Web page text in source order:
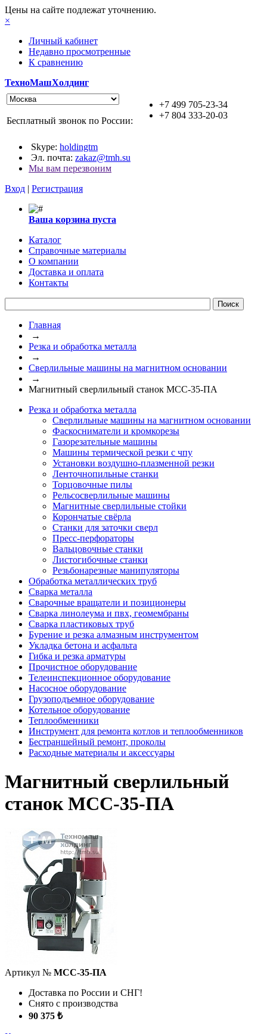
Цены на сайте подлежат уточнению.
×
Личный кабинет
Недавно просмотренные
К сравнению
ТехноМашХолдинг
+7 499 705-23-34
+7 804 333-20-03
Бесплатный звонок по России:
Skype: holdingtm
Эл. почта: zakaz@tmh.su
Мы вам перезвоним
Вход | Регистрация
Ваша корзина пуста
Каталог
Справочные материалы
О компании
Доставка и оплата
Контакты
Главная
→
Резка и обработка металла
→
Сверлильные машины на магнитном основании
→
Магнитный сверлильный станок МСС-35-ПА
Резка и обработка металла
Сверлильные машины на магнитном основании
Фаскосниматели и кромкорезы
Газорезательные машины
Машины термической резки с чпу
Установки воздушно-плазменной резки
Ленточнопильные станки
Торцовочные пилы
Рельсосверлильные машины
Магнитные сверлильные стойки
Корончатые свёрла
Станки для заточки сверл
Пресс-перфораторы
Вальцовочные станки
Листогибочные станки
Резьбонарезные манипуляторы
Обработка металлических труб
Сварка металла
Сварочные вращатели и позиционеры
Сварка линолеума и пвх, геомембраны
Сварка пластиковых труб
Бурение и резка алмазным инструментом
Укладка бетона и асфальта
Гибка и резка арматуры
Прочистное оборудование
Телеинспекционное оборудование
Насосное оборудование
Грузоподъемное оборудование
Котельное оборудование
Теплообменники
Инструмент для ремонта котлов и теплообменников
Бестраншейный ремонт, проколы
Расходные материалы и аксессуары
Магнитный сверлильный
станок МСС-35-ПА
Артикул № МСС-35-ПА
Доставка по России и СНГ!
Снято с производства
90 375 ₺